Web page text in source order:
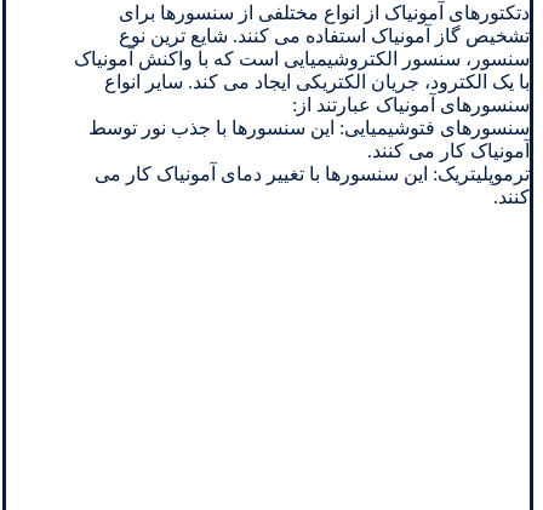
دتکتورهای آمونیاک از انواع مختلفی از سنسورها برای
تشخیص گاز آمونیاک استفاده می کنند. شایع ترین نوع
سنسور، سنسور الکتروشیمیایی است که با واکنش آمونیاک
با یک الکترود، جریان الکتریکی ایجاد می کند. سایر انواع
سنسورهای آمونیاک عبارتند از:
سنسورهای فتوشیمیایی: این سنسورها با جذب نور توسط
آمونیاک کار می کنند.
ترموپلیتریک: این سنسورها با تغییر دمای آمونیاک کار می
کنند.